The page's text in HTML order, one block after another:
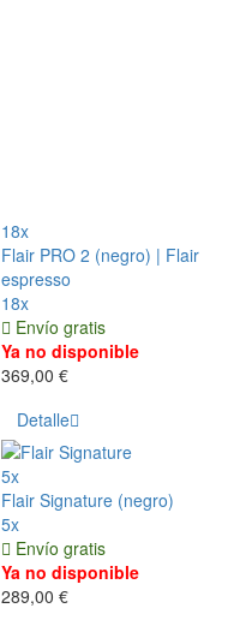
18x
Flair PRO 2 (negro) | Flair
espresso
18x
Envío gratis
Ya no disponible
369,00 €
Detalle
5x
Flair Signature (negro)
5x
Envío gratis
Ya no disponible
289,00 €